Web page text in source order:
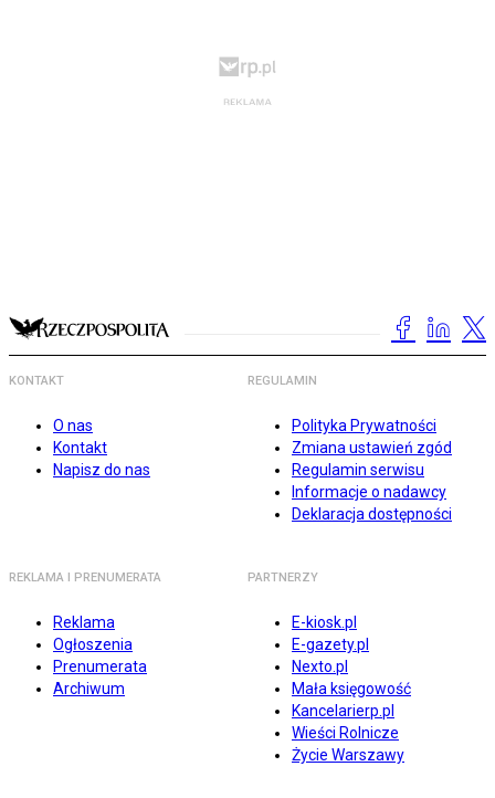
KONTAKT
O nas
Kontakt
Napisz do nas
REGULAMIN
Polityka Prywatności
Zmiana ustawień zgód
Regulamin serwisu
Informacje o nadawcy
Deklaracja dostępności
REKLAMA I PRENUMERATA
Reklama
Ogłoszenia
Prenumerata
Archiwum
PARTNERZY
E-kiosk.pl
E-gazety.pl
Nexto.pl
Mała księgowość
Kancelarierp.pl
Wieści Rolnicze
Życie Warszawy